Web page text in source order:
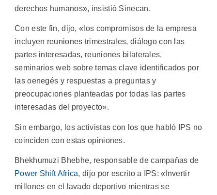
derechos humanos», insistió Sinecan.
Con este fin, dijo, «los compromisos de la empresa
incluyen reuniones trimestrales, diálogo con las
partes interesadas, reuniones bilaterales,
seminarios web sobre temas clave identificados por
las oenegés y respuestas a preguntas y
preocupaciones planteadas por todas las partes
interesadas del proyecto».
Sin embargo, los activistas con los que habló IPS no
coinciden con estas opiniones.
Bhekhumuzi Bhebhe, responsable de campañas de
Power Shift Africa, dijo por escrito a IPS: «Invertir
millones en el lavado deportivo mientras se